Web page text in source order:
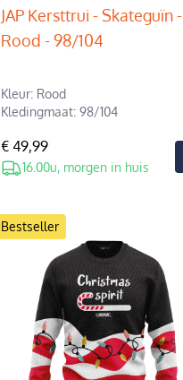
JAP Kersttrui - Skateguïn -
Rood - 98/104
Kleur: Rood
Kledingmaat: 98/104
€ 49,99
16.00u, morgen in huis
Bestseller